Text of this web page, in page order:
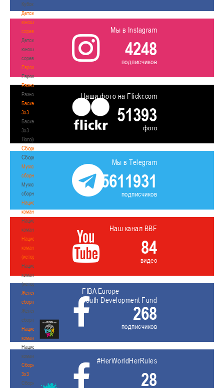
Кубок
Детско-
юношеские
соревнования
Детско-
юношеские
соревнования
Еврокубки
Еврокубки
Разное
Разное
Баскетбол
3х3
Баскетбол
3х3
Лого[modid=121]
Сборные
Сборные
Мужские
сборные
Мужские
сборные
Национальная
команда
Национальная
команда
Национальная
команда
(история)
Национальная
команда
(история)
Женские
сборные
Женские
сборные
Национальная
команда
Национальная
команда
Сборные
3х3
Сборные
Мы в Instagram
4248
подписчиков
Наши фото на Flickr.com
51393
фото
Мы в Telegram
5611931
подписчиков
Наш канал BBF
84
видео
FIBA Europe
Youth Development Fund
268
подписчиков
#HerWorldHerRules
28